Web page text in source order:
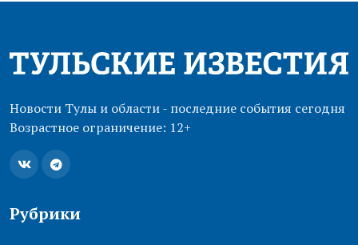
Новости Тулы и области - последние события сегодня
Возрастное ограничение: 12+
Рубрики